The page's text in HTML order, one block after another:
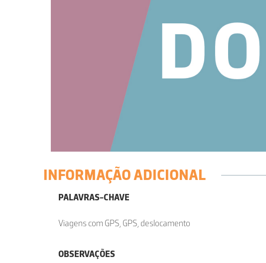
INFORMAÇÃO ADICIONAL
PALAVRAS-CHAVE
Viagens com GPS, GPS, deslocamento
OBSERVAÇÕES